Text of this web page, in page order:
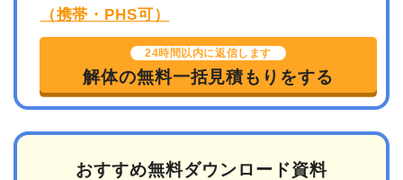
24時間以内に返信します
解体の無料一括見積もりをする
おすすめ無料ダウンロード資料